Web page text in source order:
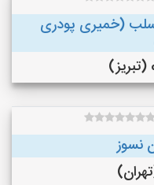
(خمیری پودری
نسوز